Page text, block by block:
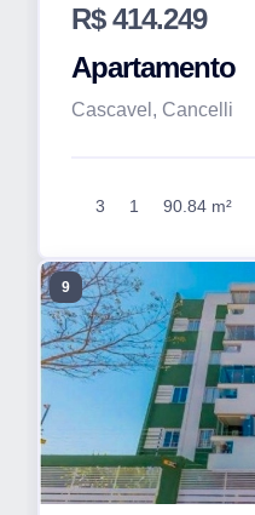
R$ 414.249
Apartamento
Cascavel, Cancelli
3 1 90.84 m²
9